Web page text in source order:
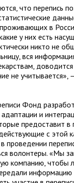
что пере­пись
в
у них есть
никто не
вся
не учи­ты­ва­ется»,
Фонд
и
предо­ста­вит в
с этой
в про­ве­де­нии
волон­теры. «Мы
ком­па­нию, чтобы
инфор­ма­цию